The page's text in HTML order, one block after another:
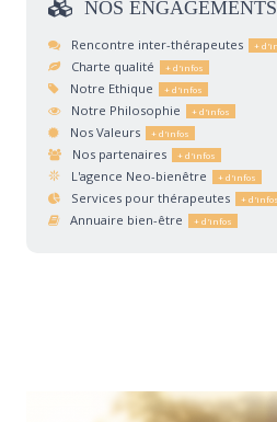
NOS ENGAGEMENTS
Rencontre inter-thérapeutes
Charte qualité
Notre Ethique
Notre Philosophie
Nos Valeurs
Nos partenaires
L'agence Neo-bienêtre
Services pour thérapeutes
Annuaire bien-être